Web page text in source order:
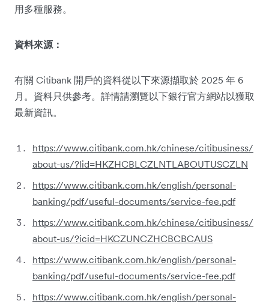
用多種服務。
資料來源：
有關 Citibank 開戶的資料從以下來源擷取於 2025 年 6
月。資料只供參考。詳情請瀏覽以下銀行官方網站以獲取
最新資訊。
https://www.citibank.com.hk/chinese/citibusiness/
about-us/?lid=HKZHCBLCZLNTLABOUTUSCZLN
https://www.citibank.com.hk/english/personal-
banking/pdf/useful-documents/service-fee.pdf
https://www.citibank.com.hk/chinese/citibusiness/
about-us/?icid=HKCZUNCZHCBCBCAUS
https://www.citibank.com.hk/english/personal-
banking/pdf/useful-documents/service-fee.pdf
https://www.citibank.com.hk/english/personal-